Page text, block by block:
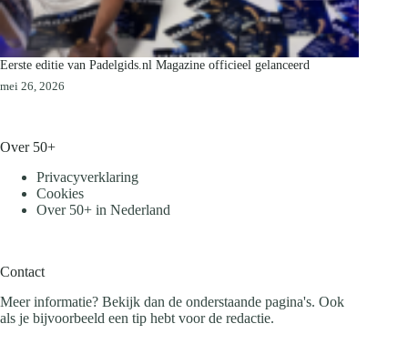
Eerste editie van Padelgids.nl Magazine officieel gelanceerd
mei 26, 2026
Over 50+
Privacyverklaring
Cookies
Over 50+ in Nederland
Contact
Meer informatie? Bekijk dan de onderstaande pagina's. Ook
als je bijvoorbeeld een tip hebt voor de redactie.